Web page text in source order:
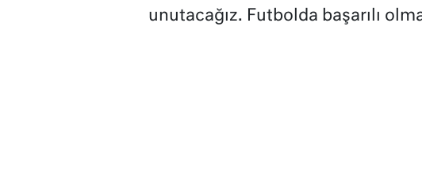
unutacağız. Futbolda başarılı